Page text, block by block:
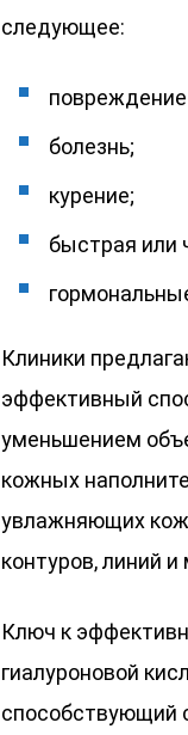
следующее:
болезнь;
курение;
быстрая или
Клиники
эффективный
уменьшением
кожных
увлажняющих
контуров, линий
Ключ к
гиалуроновой
способствующий